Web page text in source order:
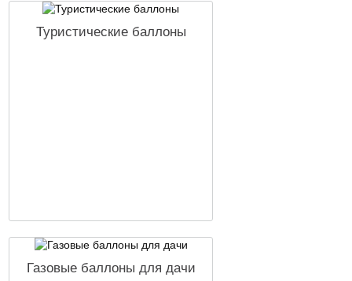
Туристические баллоны
Газовые баллоны для дачи